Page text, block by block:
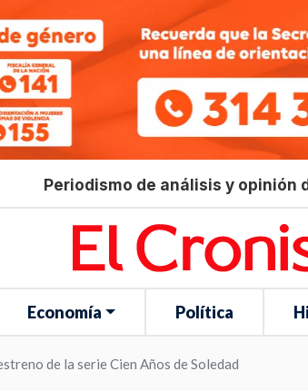
Periodismo de análisis y opinión
Economía Política
de la serie Cien Años de Soledad